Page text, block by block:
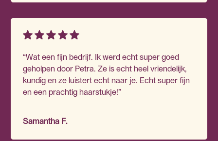
“Wat een fijn bedrijf. Ik werd echt super goed
geholpen door Petra. Ze is echt heel vriendelijk,
kundig en ze luistert echt naar je. Echt super fijn
en een prachtig haarstukje!”
Samantha F.